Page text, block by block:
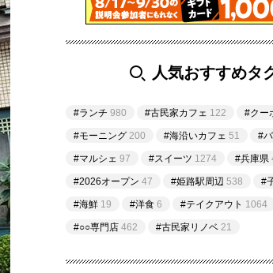
人気おすすめタ
#ランチ 980 #古民家カフェ 122 #クー
#モーニング 200 #海沿いカフェ 51 #
#マルシェ 97 #スイーツ 1274 #兵庫県
#2026オープン 47 #姫路駅周辺 538 #
#海鮮 19 #洋食 6 #テイクアウト 1064
#○○専門店 462 #古民家リノベ 21